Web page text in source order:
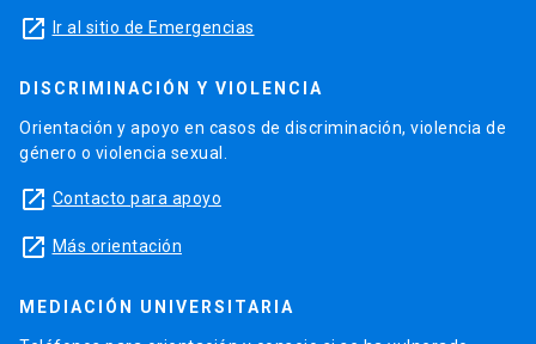
launch Ir al sitio de Emergencias
DISCRIMINACIÓN Y VIOLENCIA
Orientación y apoyo en casos de discriminación, violencia de
género o violencia sexual.
launch Contacto para apoyo
launch Más orientación
MEDIACIÓN UNIVERSITARIA